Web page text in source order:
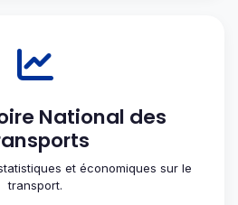
National des
et économiques sur le
transport.